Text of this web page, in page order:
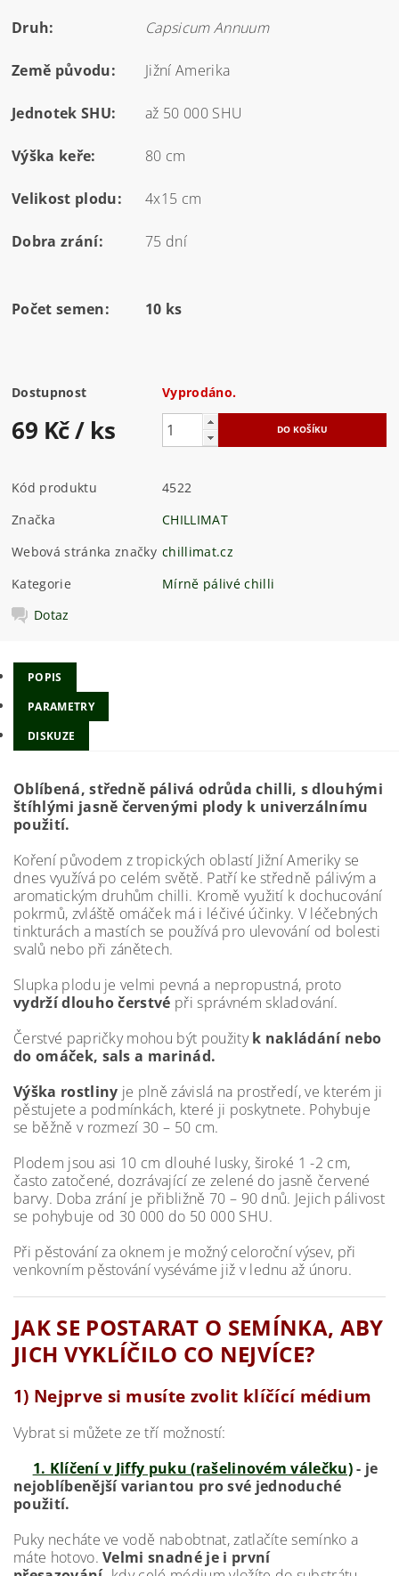
Druh:
Capsicum Annuum
Země původu: Jižní Amerika
Jednotek SHU: až 50 000 SHU
Výška keře: 80 cm
Velikost plodu: 4x15 cm
Dobra zrání: 75 dní
Počet semen: 10 ks
Dostupnost Vyprodáno.
69 Kč/ ks
Kód produktu
4522
Značka
CHILLIMAT
Webová stránka značky chillimat.cz
Kategorie
Mírně pálivé chilli
Dotaz
POPIS
PARAMETRY
DISKUZE
Oblíbená, středně pálivá odrůda chilli, s dlouhými
štíhlými jasně červenými plody k univerzálnímu
použití.
Koření původem z tropických oblastí Jižní Ameriky se
dnes využívá po celém světě. Patří ke středně pálivým a
aromatickým druhům chilli. Kromě využití k dochucování
pokrmů, zvláště omáček má i léčivé účinky. V léčebných
tinkturách a mastích se používá pro ulevování od bolesti
svalů nebo při zánětech.
Slupka plodu je velmi pevná a nepropustná, proto
vydrží dlouho čerstvé při správném skladování.
Čerstvé papričky mohou být použityk nakládání nebo
do omáček, sals a marinád.
Výška rostliny je plně závislá na prostředí, ve kterém ji
pěstujete a podmínkách, které ji poskytnete. Pohybuje
se běžně v rozmezí 30 – 50 cm.
Plodem jsou asi 10 cm dlouhé lusky, široké 1 -2 cm,
často zatočené, dozrávající ze zelené do jasně červené
barvy. Doba zrání je přibližně 70 – 90 dnů. Jejich pálivost
se pohybuje od 30 000 do 50 000 SHU.
Při pěstování za oknem je možný celoroční výsev, při
venkovním pěstování vyséváme již v lednu až únoru.
JAK SE POSTARAT O SEMÍNKA, ABY
JICH VYKLÍČILO CO NEJVÍCE?
1) Nejprve si musíte zvolit klíčící médium
Vybrat si můžete ze tří možností:
1. Klíčení v Jiffy puku (rašelinovém válečku)- je
nejoblíbenější variantou pro své jednoduché
použití.
Puky necháte ve vodě nabobtnat, zatlačíte semínko a
máte hotovo.Velmi snadné je i první